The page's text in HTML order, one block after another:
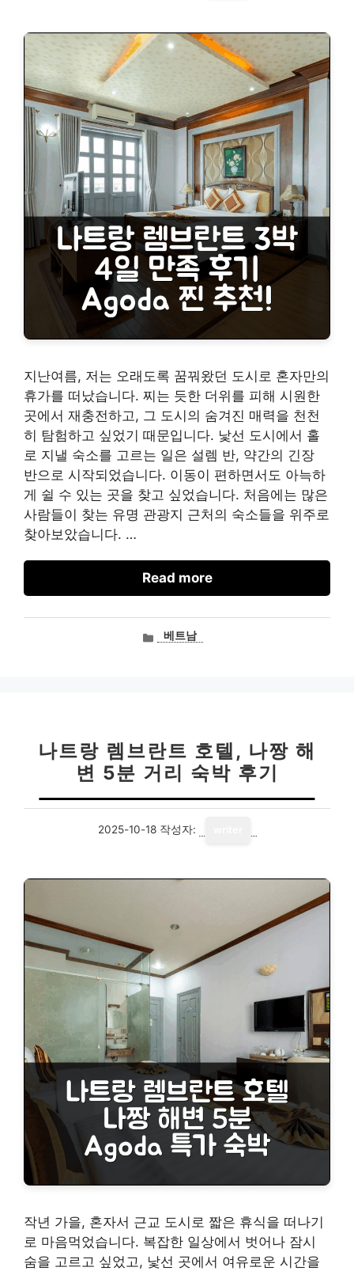
지난여름, 저는 오래도록 꿈꿔왔던 도시로 혼자만의
휴가를 떠났습니다. 찌는 듯한 더위를 피해 시원한
곳에서 재충전하고, 그 도시의 숨겨진 매력을 천천
히 탐험하고 싶었기 때문입니다. 낯선 도시에서 홀
로 지낼 숙소를 고르는 일은 설렘 반, 약간의 긴장
반으로 시작되었습니다. 이동이 편하면서도 아늑하
게 쉴 수 있는 곳을 찾고 싶었습니다. 처음에는 많은
사람들이 찾는 유명 관광지 근처의 숙소들을 위주로
찾아보았습니다. …
Read more
카베트남
나트랑 렘브란트 호텔, 나짱 해
변 5분 거리 숙박 후기
2025-10-18 작성자:
작년 가을, 혼자서 근교 도시로 짧은 휴식을 떠나기
로 마음먹었습니다. 복잡한 일상에서 벗어나 잠시
숨을 고르고 싶었고, 낯선 곳에서 여유로운 시간을